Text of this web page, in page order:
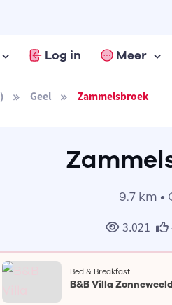
Log in Meer
Geel Zammelsbroek
9.7 km •
3.021
Bed & Breakfast
B&B Villa